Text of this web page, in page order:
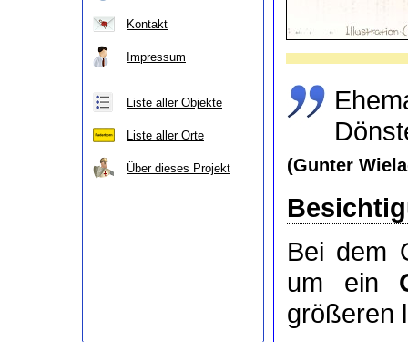
Kontakt
Impressum
Liste aller Objekte
Liste aller Orte
Über dieses Projekt (Gunter
Bei dem
um ein
größeren